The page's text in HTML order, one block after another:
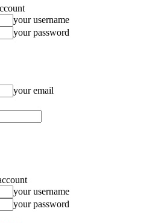
your username
your password
your email
your username
your password